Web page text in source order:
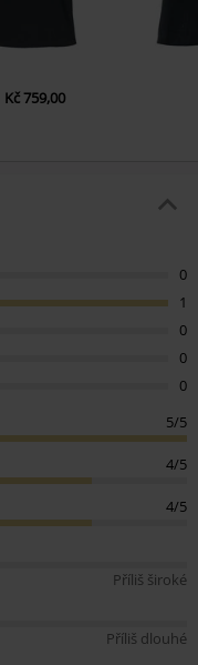
Kč 759,00
0
1
0
0
0
5/5
4/5
4/5
Příliš široké
Příliš dlouhé